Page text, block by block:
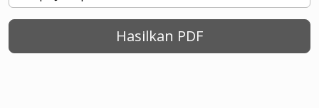
Hasilkan PDF